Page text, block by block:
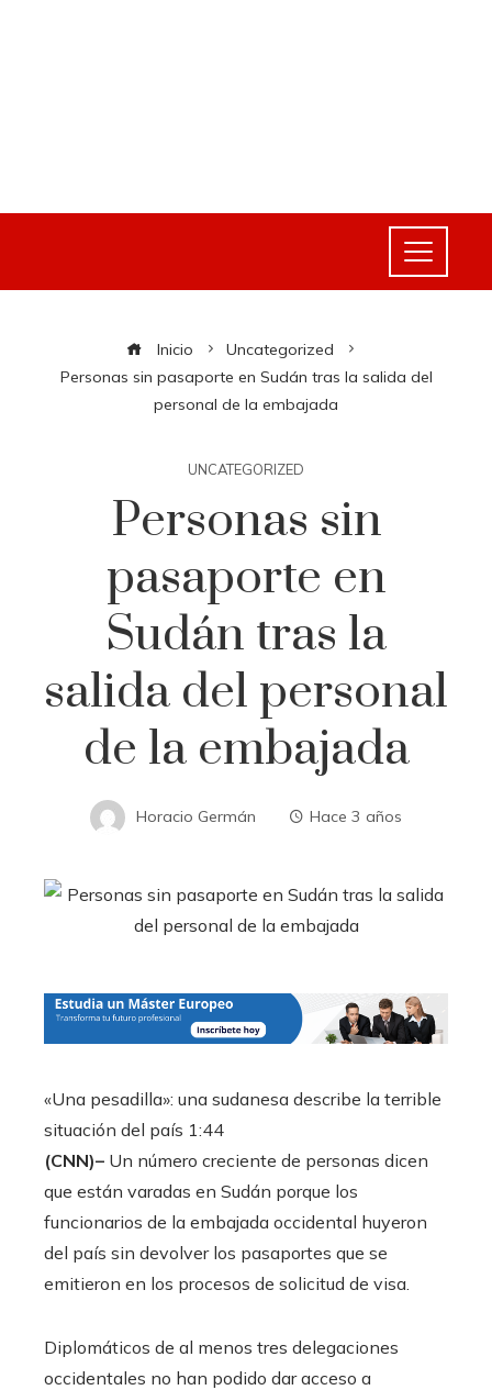
Inicio
Uncategorized
Personas sin pasaporte en Sudán tras la salida del
personal de la embajada
UNCATEGORIZED
Personas sin
pasaporte en
Sudán tras la
salida del personal
de la embajada
Horacio Germán Hace 3 años
«Una pesadilla»: una sudanesa describe la terrible
situación del país 1:44
(CNN)– Un número creciente de personas dicen
que están varadas en Sudán porque los
funcionarios de la embajada occidental huyeron
del país sin devolver los pasaportes que se
emitieron en los procesos de solicitud de visa.
Diplomáticos de al menos tres delegaciones
occidentales no han podido dar acceso a